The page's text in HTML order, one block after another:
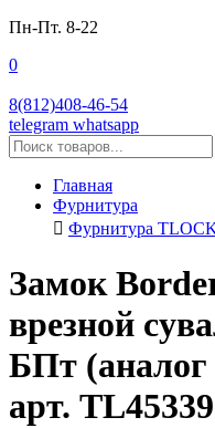
Пн-Пт. 8-22
0
8(812)408-46-54
telegram whatsapp
Главная
Фурнитура
Фурнитура
Замок
врезной
БПт (аналог
арт. TL45339